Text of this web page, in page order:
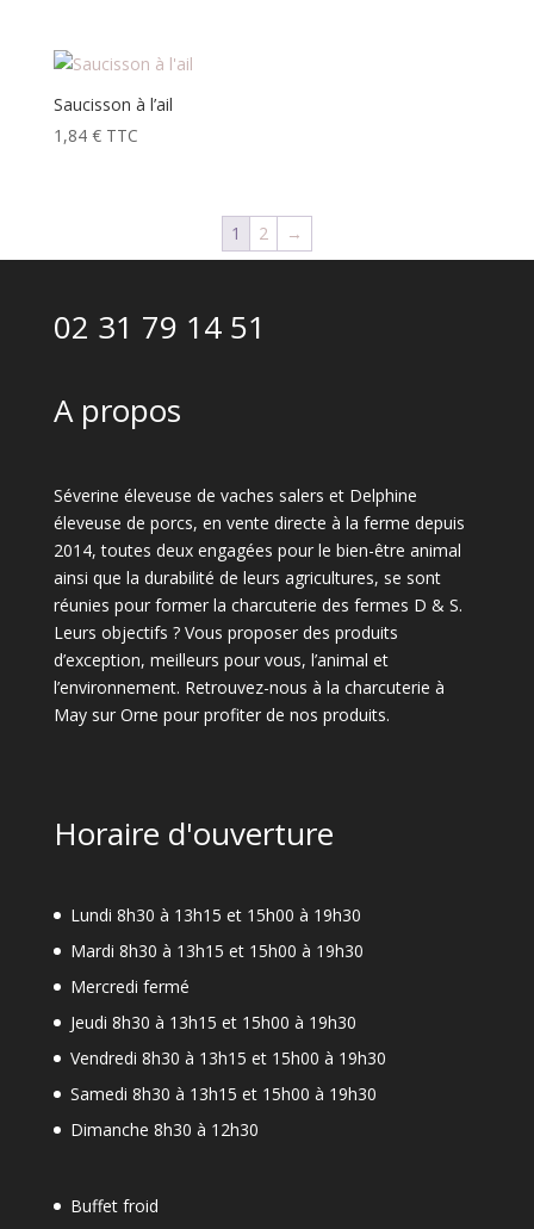
Saucisson à l’ail
1,84 € TTC
1 2 →
02 31 79 14 51
A propos
Séverine éleveuse de vaches salers et Delphine
éleveuse de porcs, en vente directe à la ferme depuis
2014, toutes deux engagées pour le bien-être animal
ainsi que la durabilité de leurs agricultures, se sont
réunies pour former la charcuterie des fermes D & S.
Leurs objectifs ? Vous proposer des produits
d’exception, meilleurs pour vous, l’animal et
l’environnement. Retrouvez-nous à la charcuterie à
May sur Orne pour profiter de nos produits.
Horaire d'ouverture
Lundi 8h30 à 13h15 et 15h00 à 19h30
Mardi 8h30 à 13h15 et 15h00 à 19h30
Mercredi fermé
Jeudi 8h30 à 13h15 et 15h00 à 19h30
Vendredi 8h30 à 13h15 et 15h00 à 19h30
Samedi 8h30 à 13h15 et 15h00 à 19h30
Dimanche 8h30 à 12h30
Buffet froid